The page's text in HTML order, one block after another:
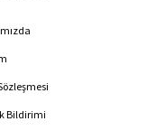
Bildirimi